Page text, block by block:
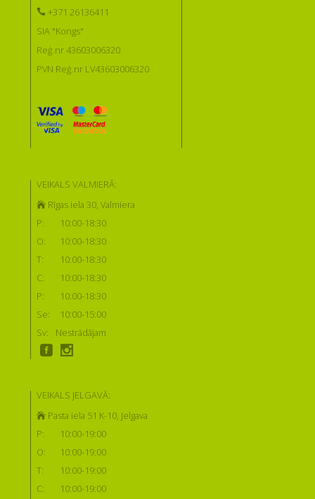
+371 26136411
SIA "Kongs"
Reģ.nr 43603006320
PVN Reģ.nr LV43603006320
VEIKALS VALMIERĀ:
Rīgas iela 30, Valmiera
P:
10:00-18:30
O:
10:00-18:30
T:
10:00-18:30
C:
10:00-18:30
P:
10:00-18:30
Se:
10:00-15:00
Sv:
Nestrādājam
VEIKALS JELGAVĀ:
Pasta iela 51 K-10, Jelgava
P:
10:00-19:00
O:
10:00-19:00
T:
10:00-19:00
C:
10:00-19:00